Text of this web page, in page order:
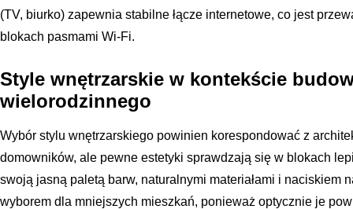
(TV, biurko) zapewnia stabilne łącze internetowe, co jest
blokach pasmami Wi-Fi.
Style wnętrzarskie w kontekście
wielorodzinnego
Wybór stylu wnętrzarskiego powinien korespondować z
domowników, ale pewne estetyki sprawdzają się w blokach
swoją jasną paletą barw, naturalnymi materiałami i naciskiem
wyborem dla mniejszych mieszkań, ponieważ optycznie je